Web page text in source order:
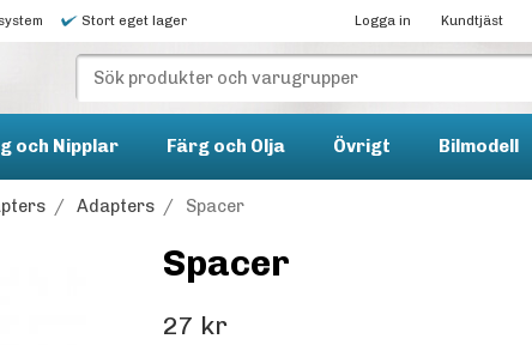
Stort eget lager Logga in Kundtjäst
och Nipplar Färg och Olja Övrigt Bilmodell
/ Adapters / Spacer
Spacer
27 kr